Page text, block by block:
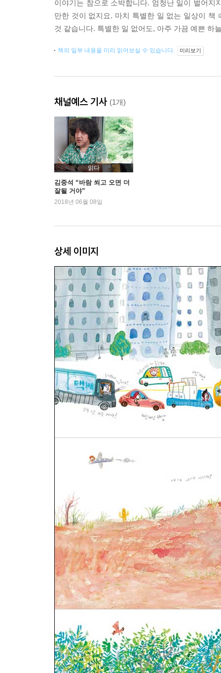
이야기는 참으로 소박합니다. 엄청난 일이 벌어
만한 것이 없지요. 마치 특별한 일 없는 일상이 책
것 같습니다. 특별한 일 없어도, 아주 가끔 예쁜 하
책의 일부 내용을 미리 읽어보실 수 있습니다. 미리보기
채널예스 기사 (1개)
읽다
김중석 “바람 쐬고 오면 더
잘될 거야”
2018년 06월 08일
상세 이미지